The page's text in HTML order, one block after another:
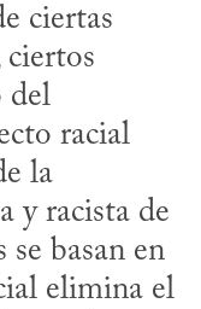
ciertos
del
racial
la
y racista de
se basan en
elimina el